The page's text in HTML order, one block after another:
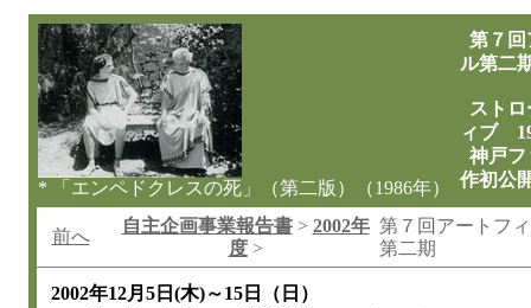
* 「エンペドクレスの死」（第二版）（1986年）
第７回
ル第二
スト
ィブ
神戸フ
作初公
前へ
自主企画事業報告書> 2002年
度>
第７回アートフ
第二期
2002年12月5日(木)～15日（日）